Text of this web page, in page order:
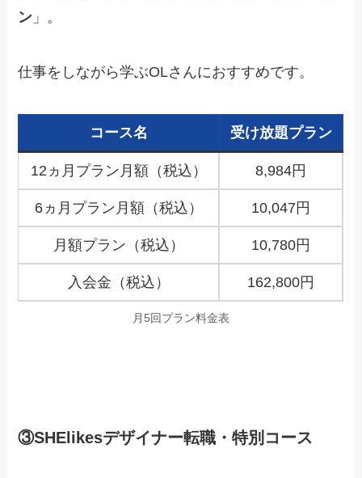
ン 」。
仕事をしながら学ぶOLさんにおすすめです。
コース名 受け放題プラン
12ヵ月プラン月額（税込） 8,984円
6ヵ月プラン月額（税込） 10,047円
月額プラン（税込） 10,780円
入会金（税込） 162,800円
月5回プラン料金表
③SHElikesデザイナー転職・特別コース